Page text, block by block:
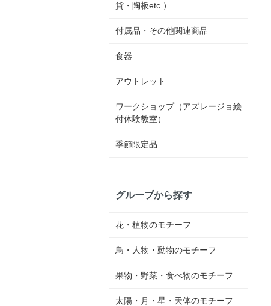
貨・陶板etc.）
付属品・その他関連商品
食器
アウトレット
ワークショップ（アズレージョ絵
付体験教室）
季節限定品
グループから探す
花・植物のモチーフ
鳥・人物・動物のモチーフ
果物・野菜・食べ物のモチーフ
太陽・月・星・天体のモチーフ